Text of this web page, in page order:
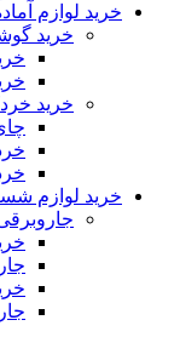
خرید لوازم
خرید
خرید
خرید لوازم